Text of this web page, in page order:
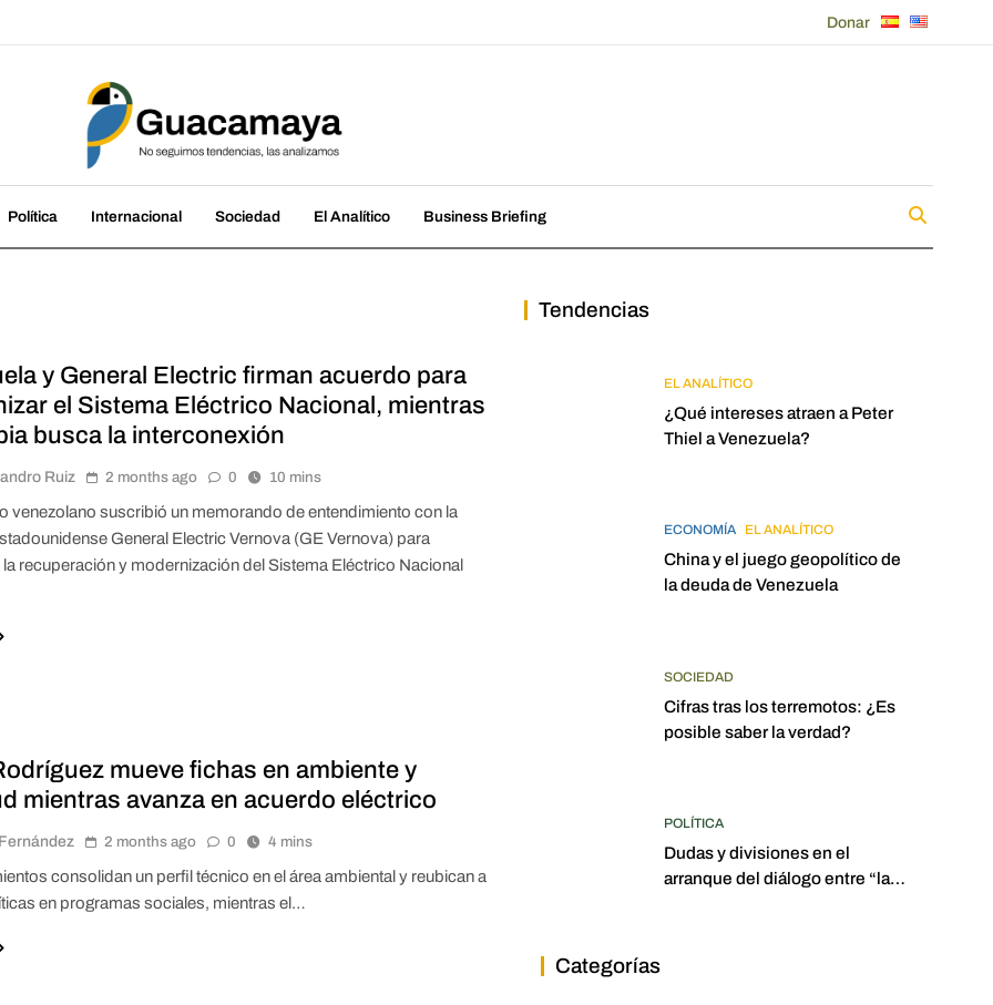
Donar
Política Internacional Sociedad El Analítico Business Briefing
y General Electric firman acuerdo para
el Sistema Eléctrico Nacional, mientras
busca la interconexión
Ruiz 2 months ago 0 10 mins
venezolano suscribió un memorando de entendimiento con la
General Electric Vernova (GE Vernova) para
la recuperación y modernización del Sistema Eléctrico Nacional
mueve fichas en ambiente y
mientras avanza en acuerdo eléctrico
2 months ago 0 4 mins
consolidan un perfil técnico en el área ambiental y reubican a
en programas sociales, mientras el…
Tendencias
EL ANALÍTICO
¿Qué intereses atraen a Peter
Thiel a Venezuela?
ECONOMÍA EL ANALÍTICO
China y el juego geopolítico de
la deuda de Venezuela
SOCIEDAD
Cifras tras los terremotos: ¿Es
posible saber la verdad?
POLÍTICA
Dudas y divisiones en el
arranque del diálogo entre “las
Categorías